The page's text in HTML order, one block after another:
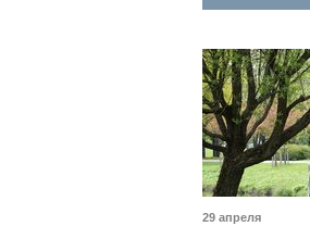
29 апреля